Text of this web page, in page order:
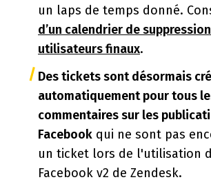
un laps de temps donné.
d’un calendrier de
utilisateurs finaux.
Des tickets sont désormais
automatiquement pour tous
commentaires sur les
Facebook qui ne sont pas
un ticket lors de l'utilisation
Facebook v2 de Zendesk.